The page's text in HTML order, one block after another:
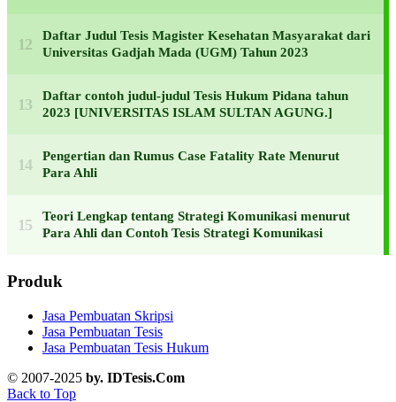
Daftar Judul Tesis Magister Kesehatan Masyarakat dari
Universitas Gadjah Mada (UGM) Tahun 2023
Daftar contoh judul-judul Tesis Hukum Pidana tahun
2023 [UNIVERSITAS ISLAM SULTAN AGUNG.]
Pengertian dan Rumus Case Fatality Rate Menurut
Para Ahli
Teori Lengkap tentang Strategi Komunikasi menurut
Para Ahli dan Contoh Tesis Strategi Komunikasi
Produk
Jasa Pembuatan Skripsi
Jasa Pembuatan Tesis
Jasa Pembuatan Tesis Hukum
© 2007-2025 by. IDTesis.Com
Back to Top